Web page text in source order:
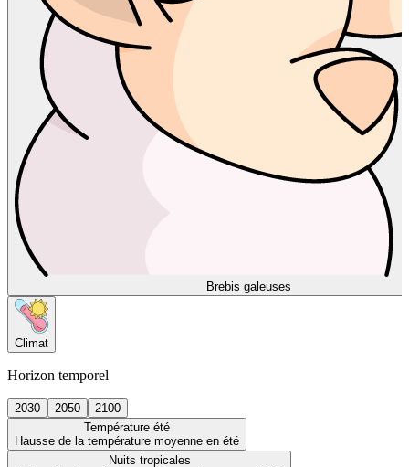
Brebis galeuses
Climat
Horizon temporel
2030 2050
2100
Température été
Hausse de la température moyenne en été
Nuits tropicales